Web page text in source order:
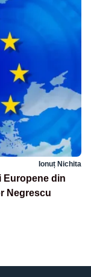
Ionuț Nichita
Europene din
Negrescu